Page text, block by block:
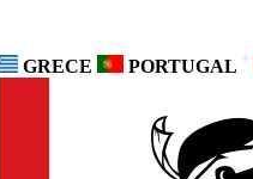
GRECE PORTUGAL